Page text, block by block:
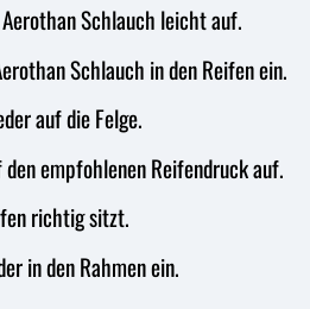
Schlauch leicht auf.
Schlauch in den Reifen ein.
auf die Felge.
empfohlenen Reifendruck auf.
richtig sitzt.
in den Rahmen ein.